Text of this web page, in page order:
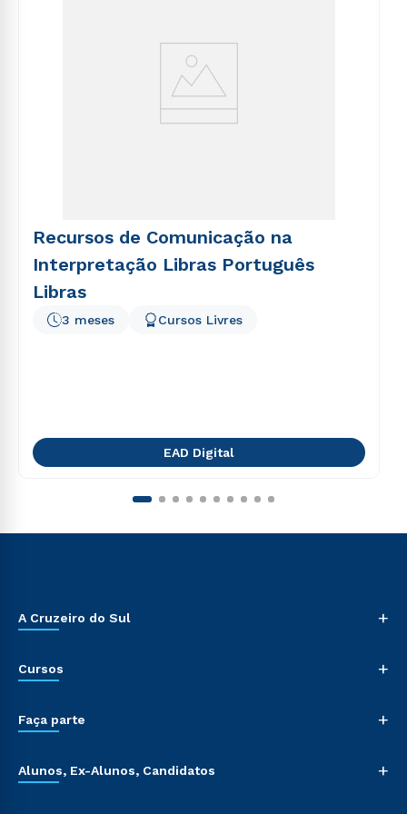
Recursos de Comunicação na
Interpretação Libras Português
Libras
3 meses Cursos Livres
EAD Digital
A Cruzeiro do Sul +
Cursos +
Faça parte +
Alunos, Ex-Alunos, Candidatos +